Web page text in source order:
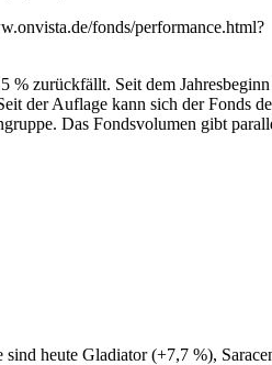
fonds/performance.html?
zurückfällt. Seit dem
der Auflage kann sich der Fonds
Das Fondsvolumen gibt
heute Gladiator (+7,7 %),